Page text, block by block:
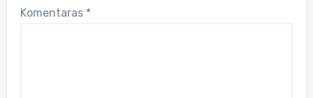
Komentaras *